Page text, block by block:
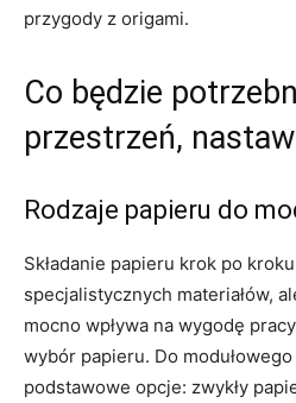
przygody z origami.
Co będzie
przestrzeń,
Rodzaje papieru do
Składanie papieru krok po
specjalistycznych materiałów,
mocno wpływa na wygodę
wybór papieru. Do
podstawowe opcje: zwykły